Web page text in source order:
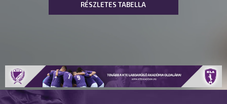
RÉSZLETES TABELLA